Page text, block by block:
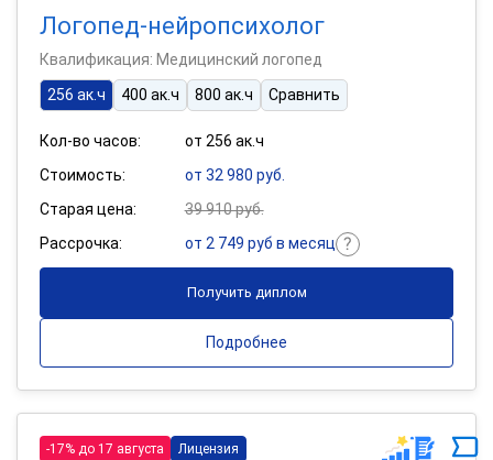
Логопед-нейропсихолог
Квалификация: Медицинский логопед
256 ак.ч
400 ак.ч 800 ак.ч Сравнить
Кол-во часов:
от 256 ак.ч
Стоимость:
от 32 980 руб.
Старая цена:
39 910 руб.
Рассрочка:
от 2 749 руб в месяц
Получить диплом
Подробнее
-17% до 17 августа Лицензия